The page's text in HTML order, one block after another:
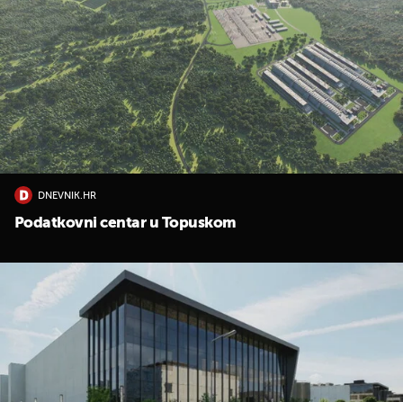
DNEVNIK.HR
Podatkovni centar u Topuskom